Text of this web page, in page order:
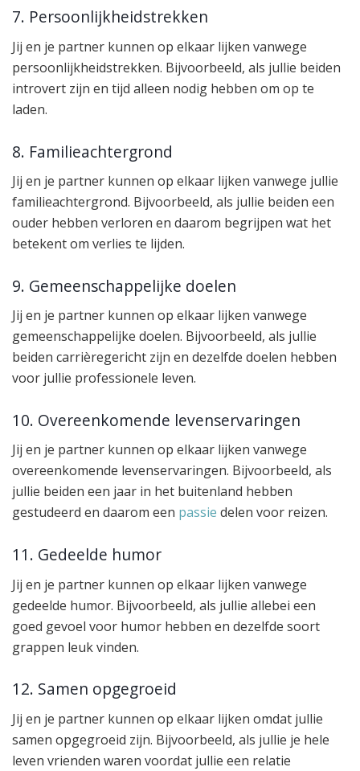
7. Persoonlijkheidstrekken
Jij en je partner kunnen op elkaar lijken vanwege
persoonlijkheidstrekken. Bijvoorbeeld, als jullie beiden
introvert zijn en tijd alleen nodig hebben om op te
laden.
8. Familieachtergrond
Jij en je partner kunnen op elkaar lijken vanwege jullie
familieachtergrond. Bijvoorbeeld, als jullie beiden een
ouder hebben verloren en daarom begrijpen wat het
betekent om verlies te lijden.
9. Gemeenschappelijke doelen
Jij en je partner kunnen op elkaar lijken vanwege
gemeenschappelijke doelen. Bijvoorbeeld, als jullie
beiden carrièregericht zijn en dezelfde doelen hebben
voor jullie professionele leven.
10. Overeenkomende levenservaringen
Jij en je partner kunnen op elkaar lijken vanwege
overeenkomende levenservaringen. Bijvoorbeeld, als
jullie beiden een jaar in het buitenland hebben
gestudeerd en daarom een passie delen voor reizen.
11. Gedeelde humor
Jij en je partner kunnen op elkaar lijken vanwege
gedeelde humor. Bijvoorbeeld, als jullie allebei een
goed gevoel voor humor hebben en dezelfde soort
grappen leuk vinden.
12. Samen opgegroeid
Jij en je partner kunnen op elkaar lijken omdat jullie
samen opgegroeid zijn. Bijvoorbeeld, als jullie je hele
leven vrienden waren voordat jullie een relatie